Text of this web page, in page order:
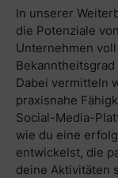
In unserer
die Potenziale
Unternehmen
Dabei vermitteln
praxisnahe
Social-Media-
wie du eine
entwickelst, die
deine Aktivitäten